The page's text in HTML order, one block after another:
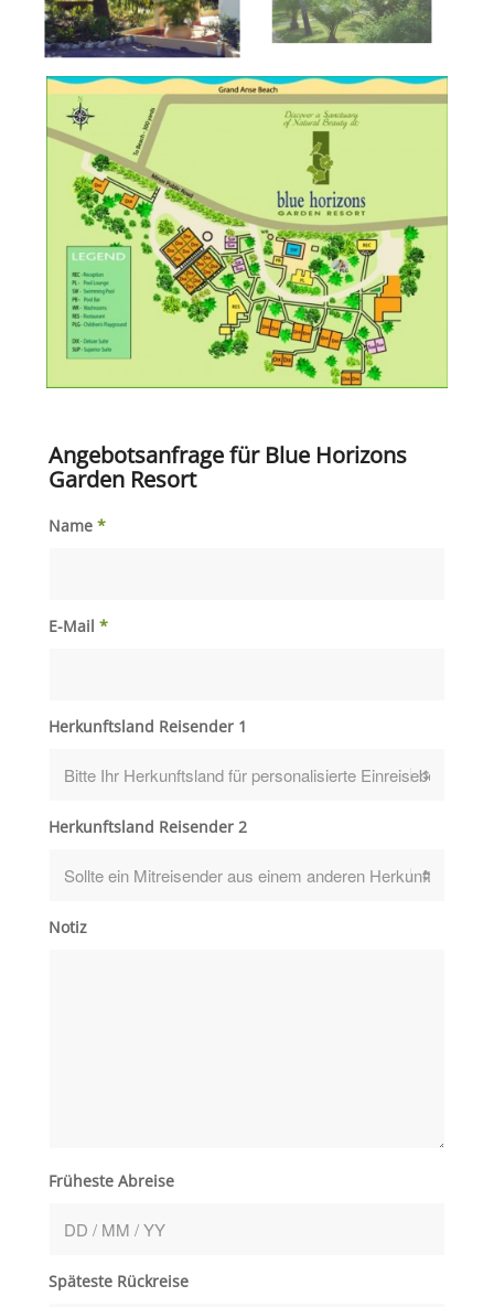
Angebotsanfrage für Blue Horizons
Garden Resort
Name *
E-Mail *
Herkunftsland Reisender 1
Herkunftsland Reisender 2
Notiz
Früheste Abreise
Späteste Rückreise